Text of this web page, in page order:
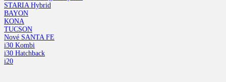
STARIA Hybrid
BAYON
KONA
TUCSON
Nové SANTA FE
i30 Kombi
i30 Hatchback
i20